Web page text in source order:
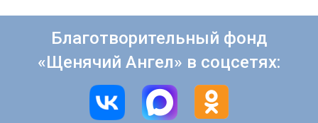
Благотворительный фонд
«Щенячий Ангел» в соцсетях: